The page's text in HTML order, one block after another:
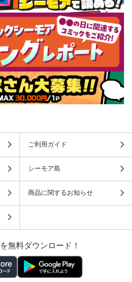
ご利用ガイド
シーモア島
商品に関するお知らせ
無料ダウンロード！